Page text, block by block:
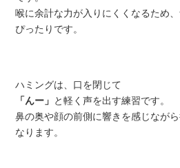
喉に余計な力が入りにくくなるため
ぴったりです。
ハミングは、口を閉じて
「んー」 と軽く声を出す練習です。
鼻の奥や顔の前側に響きを感じなが
なります。